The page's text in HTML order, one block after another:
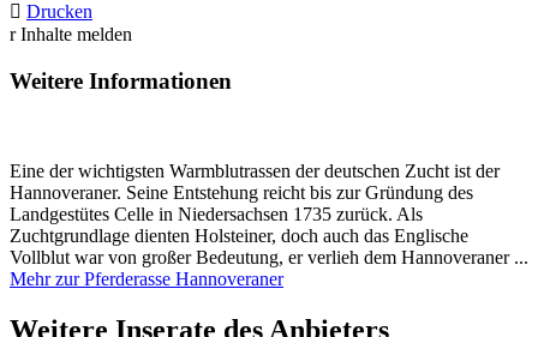
 Drucken
r Inhalte melden
Weitere Informationen
Eine der wichtigsten Warmblutrassen der deutschen Zucht ist der
Hannoveraner. Seine Entstehung reicht bis zur Gründung des
Landgestütes Celle in Niedersachsen 1735 zurück. Als
Zuchtgrundlage dienten Holsteiner, doch auch das Englische
Vollblut war von großer Bedeutung, er verlieh dem Hannoveraner ...
Mehr zur Pferderasse Hannoveraner
Weitere Inserate des Anbieters